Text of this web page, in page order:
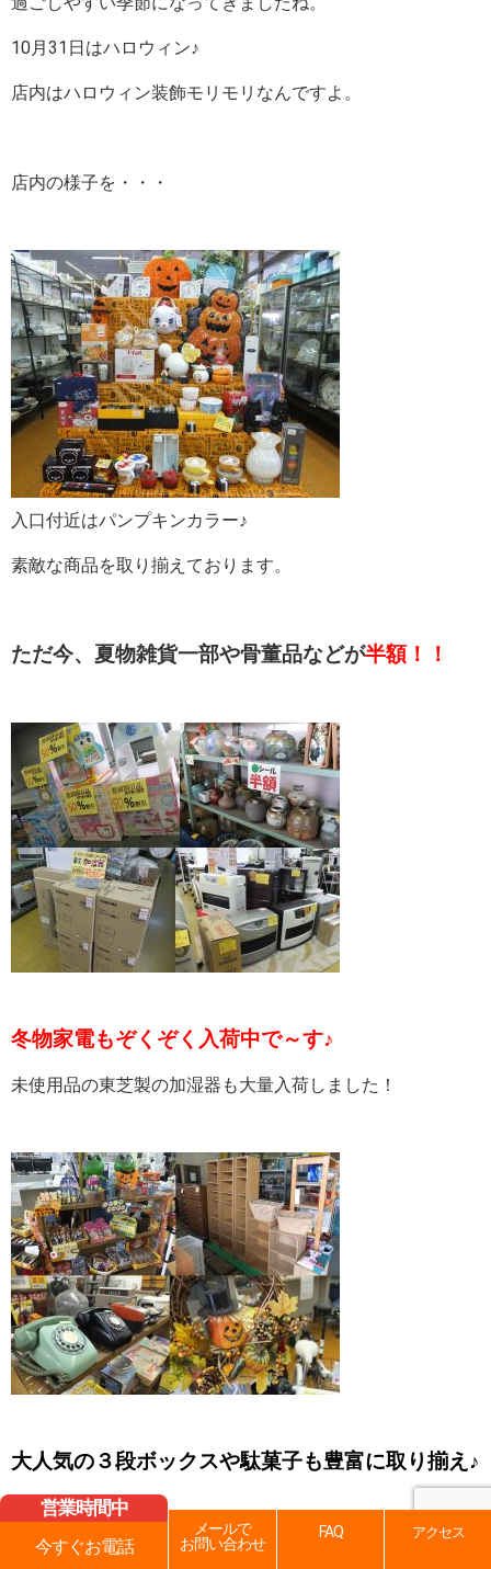
10月31日はハロウィン♪
店内はハロウィン装飾モリモリなんですよ。
店内の様子を・・・
入口付近はパンプキンカラー♪
素敵な商品を取り揃えております。
ただ今、夏物雑貨一部や骨董品などが半額！！
冬物家電もぞくぞく入荷中で～す♪
未使用品の東芝製の加湿器も大量入荷しました！
大人気の３段ボックスや駄菓子も豊富に取り揃え♪
店内商品はブログ後、売り切れの可能性がございます。
営業時間中
今すぐお電話
メールで
お問い合わせ
FAQ アクセス